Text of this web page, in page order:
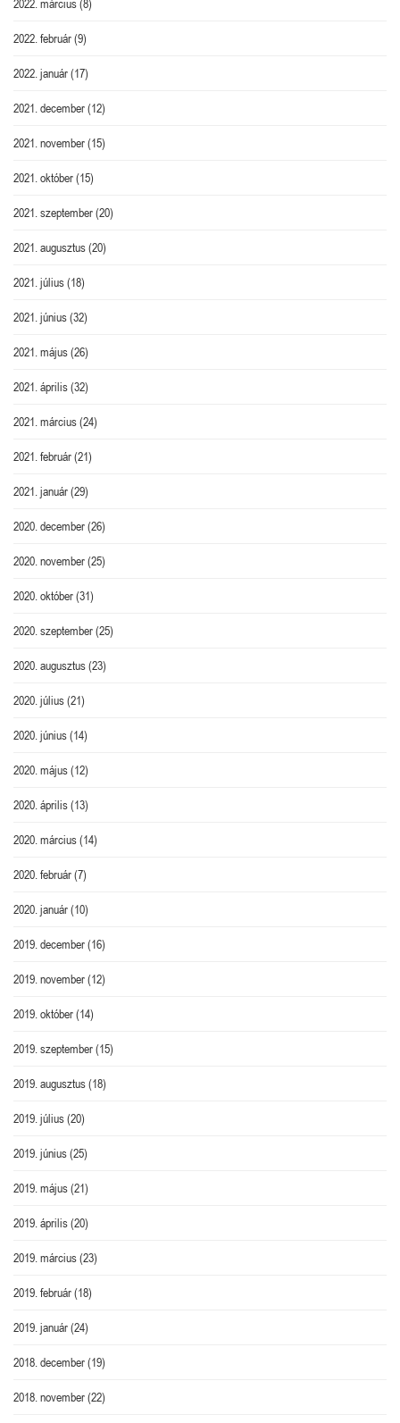
2022. március(8)
2022. február(9)
2022. január(17)
2021. december(12)
2021. november(15)
2021. október(15)
2021. szeptember(20)
2021. augusztus(20)
2021. július(18)
2021. június(32)
2021. május(26)
2021. április(32)
2021. március(24)
2021. február(21)
2021. január(29)
2020. december(26)
2020. november(25)
2020. október(31)
2020. szeptember(25)
2020. augusztus(23)
2020. július(21)
2020. június(14)
2020. május(12)
2020. április(13)
2020. március(14)
2020. február(7)
2020. január(10)
2019. december(16)
2019. november(12)
2019. október(14)
2019. szeptember(15)
2019. augusztus(18)
2019. július(20)
2019. június(25)
2019. május(21)
2019. április(20)
2019. március(23)
2019. február(18)
2019. január(24)
2018. december(19)
2018. november(22)